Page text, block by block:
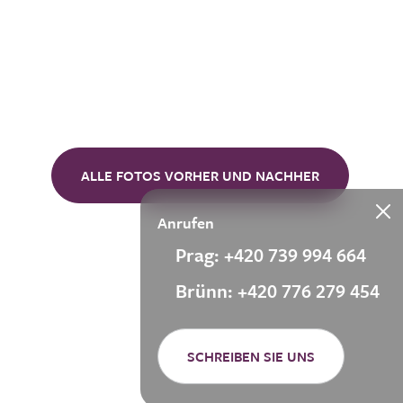
ALLE FOTOS VORHER UND NACHHER
Anrufen
Prag: +420 739 994 664
Brünn: +420 776 279 454
SCHREIBEN SIE UNS